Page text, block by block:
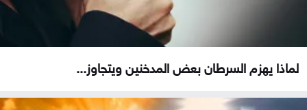
لماذا يهزم السرطان بعض المدخنين ويتجاوز...